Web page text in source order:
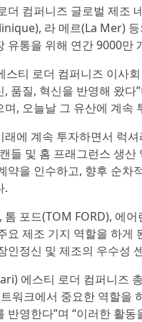
더 컴퍼니즈 글로벌 제
라 메르(La Mer)
유통을 위해 연간 9000만
티 로더 컴퍼니즈 이사
품질, 혁신을 반영해 왔
, 오늘날 그 유산에 계속
에 계속 투자하면서 럭
들 및 홈 프래그런스 생
약을 인수하고, 향후 순
.
포드(TOM FORD), 에
요 제조 기지 역할을 하
인정신 및 제조의 우수성
에스티 로더 컴퍼니즈
워크에서 중요한 역할
반영한다”며 “이러한 활